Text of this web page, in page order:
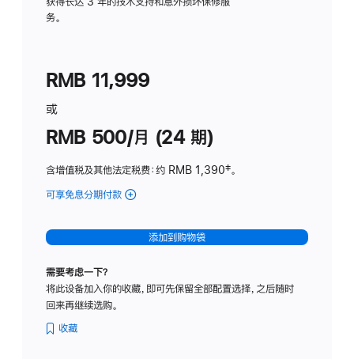
务。
RMB 11,999
或
RMB 500/月 (24 期)
含增值税及其他法定税费：约 RMB 1,390脚
‡。
可享免息分期付款 (Studio
-
标
璃
添加到购物袋
需要考虑一下？
将此设备加入你的收藏，即可先保留全部配置选择，之后随时
回来再继续选购。
收藏